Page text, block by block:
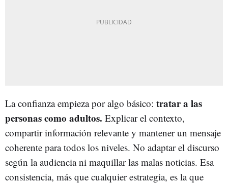
La confianza empieza por algo básico: tratar a las
personas como adultos. Explicar el contexto,
compartir información relevante y mantener un mensaje
coherente para todos los niveles. No adaptar el discurso
según la audiencia ni maquillar las malas noticias. Esa
consistencia, más que cualquier estrategia, es la que